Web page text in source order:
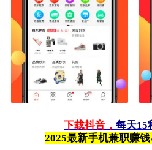
下载抖音，每天15
2025最新手机兼职赚